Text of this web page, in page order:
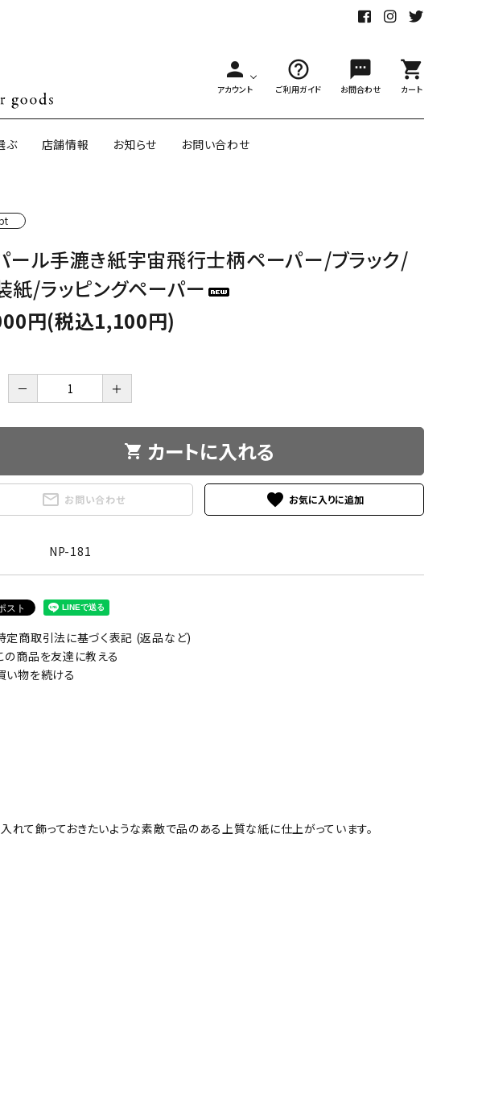
person
アカウント
help_outline
ご利用ガイド
sms
お問合わせ
shopping_cart
カート
サイズオーダー受注生産
イギリスの両面包装紙
ラッピング用リボン・紐
ぶ 店舗情報 お知らせ お問い合わせ
ール手漉き紙宇宙飛行士柄ペーパー/ブラック/
紙/ラッピングペーパー
円(税込1,100円)
－ ＋
shopping_cart カートに入れる
mail_outline お問い合わせ favorite
NP-181
定商取引法に基づく表記 (返品など)
の商品を友達に教える
い物を続ける
れて飾っておきたいような素敵で品のある上質な紙に仕上がっています。